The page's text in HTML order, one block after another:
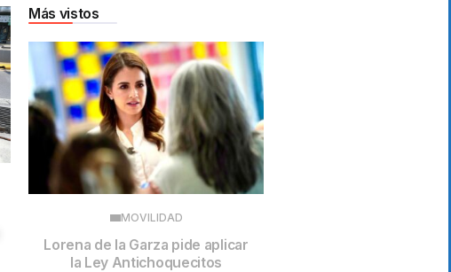
Más vistos
MOVILIDAD
Lorena de la Garza pide aplicar
la Ley Antichoquecitos